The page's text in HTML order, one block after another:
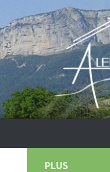
PLUS